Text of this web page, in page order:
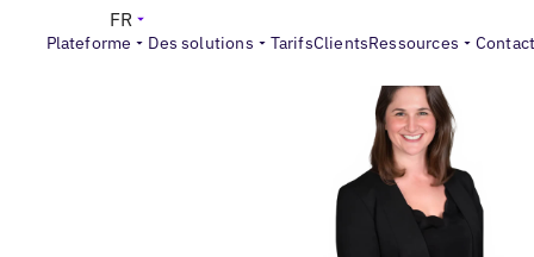
Plateforme Des solutions TarifsClientsRessources
FR